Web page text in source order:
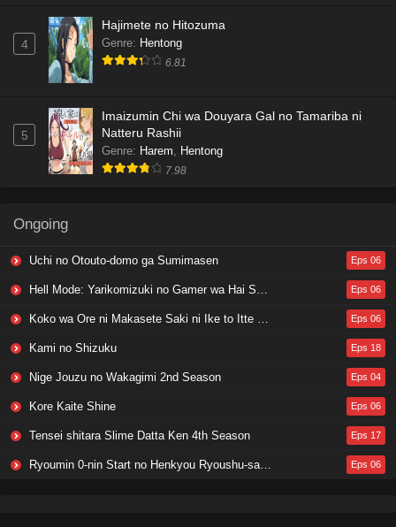
4
Hajimete no Hitozuma
Genre: Hentong
6.81
5
Imaizumin Chi wa Douyara Gal no Tamariba ni
Natteru Rashii
Genre: Harem, Hentong
7.98
Ongoing
Uchi no Otouto-domo ga Sumimasen Eps 06
Hell Mode: Yarikomizuki no Gamer wa Hai Settei no Isekai de Musou suru 2nd Season Eps 06
Koko wa Ore ni Makasete Saki ni Ike to Itte kara 10-nen ga Tattara Densetsu ni Natteita. Eps 06
Kami no Shizuku Eps 18
Nige Jouzu no Wakagimi 2nd Season Eps 04
Kore Kaite Shine Eps 06
Tensei shitara Slime Datta Ken 4th Season Eps 17
Ryoumin 0-nin Start no Henkyou Ryoushu-sama Eps 06